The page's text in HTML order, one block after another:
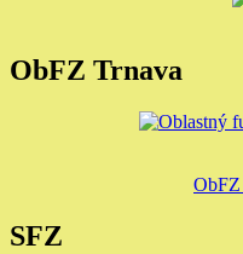
ObFZ Trnava
ObFZ
SFZ